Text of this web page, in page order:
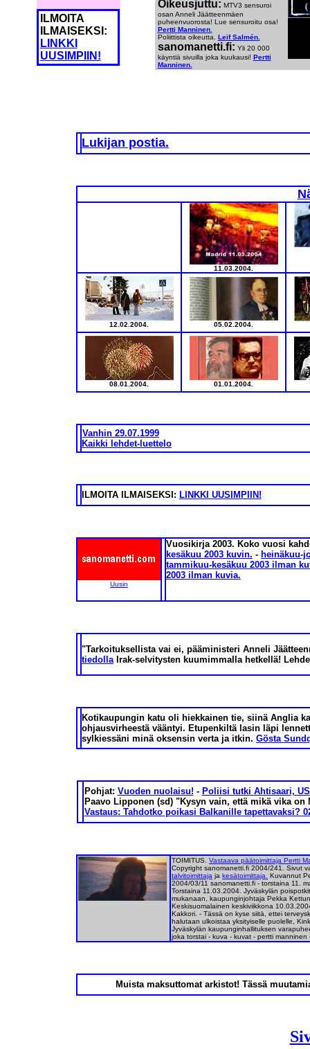
ILMOITA
ILMAISEKSI:
LINKKI
UUSIMPIIN!
Oikeusjuttu: MTV3 sensuroi
osan Anneli Jäätteenmäen
puheenvuorosta! Lue sensuroitu osa!
Pertti Manninen.
Poliittista oikeutta. Leif Salmén.
sanomanetti.fi: Yli 20 000
käyntiä sivuilla joka kuukausi! Pertti
Manninen.
Lukijan postia.
11 .03.2004.
12 .02.2004. 05.02 .2004.
08.01.2004. 01.01.2004.
Vanhin 29.07.1999
Kaikki lehdet-luettelo
ILMOITA ILMAISEKSI: LINKKI UUSIMPIIN!
Uusin
Vuosikirja 2003. Koko vuosi
kesäkuu 2003 kuvin. - heinäkuu-
tammikuu-kesäkuu 2003 ilman
2003 ilman kuvia.
"Tarkoituksellista vai ei, pääministeri Anneli
tiedollaIrak-selvitysten kuumimmalla hetkellä!
Kotikaupungin katu oli hiekkainen tie, siinä Anglia
ohjausvirheestä vääntyi. Etupenkiltä lasin läpi
sylkiessäni minä oksensin verta ja itkin. Gösta
Pohjat: Vuoden nuolaisu! - Poliisi tutki Ahtisaari,
Paavo Lipponen (sd) "Kysyn vain, että mikä vika
Vastaus: Tahdotko poikasi Balkanille tapettavaksi?
TOIMITUS. Vastaava päätoimittaja Pertti
Copyright sanomanetti.fi 2004/241. Sivut
talvitoimittaja ja kesätoimittaja.
Kuvannut
2004/03/11 sanomanetti.fi - torstaina 11.
Torstaina 11.03.2004. Jyväskylän
mukanaan, kaupunginjohtaja Pekka
Keskisuomalainen keskiviikkona
Kakkori. - Tässä on kyse siitä, ettei
halutaan ulkoistaa yksityiselle puolelle,
Jyväskylän kaupunginhallituksen
joka torstai - kuva - kuvat - pertti manninen
Muista maksuttomat arkistot! Tässä